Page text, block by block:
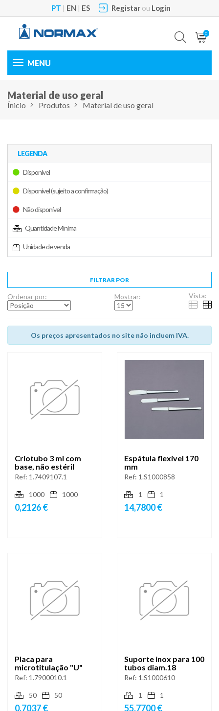
PT | EN | ES Registarou Login
0
Toggle
Material de uso geral
Ínicio Produtos Material de uso geral
LEGENDA
Disponível
Disponível (sujeito a confirmação)
Não disponível
Quantidade Mínima
Unidade de venda
FILTRAR POR
Ordenar por: Mostrar: Vista:
Os preços apresentados no site não incluem IVA.
Criotubo 3 ml com
base, não estéril
Ref: 1.7409107.1
1000 1000
0,2126 €
Espátula flexível 170
mm
Ref: 1.S1000858
1 1
14,7800 €
Placa para
microtitulação "U"
Ref: 1.7900010.1
50 50
0,7037 €
Suporte inox para 100
tubos diam.18
Ref: 1.S1000610
1 1
55,7700 €